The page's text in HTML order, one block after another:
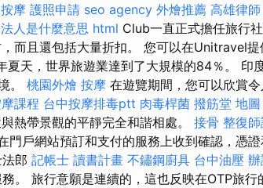
摩 護照申請 seo agency 外燴推薦 高雄律師
法人是什麼意思 html Club一直正式擔任旅行
而且還包括大量折扣。 您可以在Unitravel
天，世界旅遊業達到了大規模的84％。 印
。 桃園外燴 按摩 在遊覽期間，您可以欣賞
課程 台中按摩排毒ptt 肉毒桿菌 撥筋堂 地圖
熱帶景觀的平靜完全和諧相處。 接骨 整復
門戶網站預訂和支付的服務上收到確認，憑證
郎 記帳士 讀書計畫 不鏽鋼廚具 台中油壓
。 旅行意願是連續的，這也反映在OTP旅行